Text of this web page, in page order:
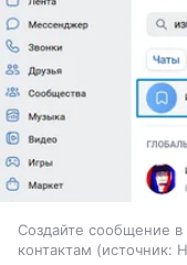
Создайте сообщение
контактам
источник: